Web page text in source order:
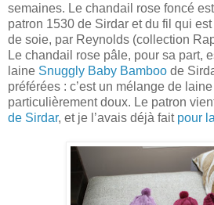
semaines. Le chandail rose foncé
patron 1530 de Sirdar et du fil qui
de soie, par Reynolds (collection
Le chandail rose pâle, pour sa part,
laine Snuggly Baby Bamboo de
préférées : c’est un mélange de
particulièrement doux. Le patron
de Sirdar, et je l’avais déjà fait pour